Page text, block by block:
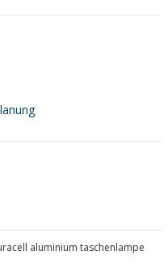
aluminium taschenlampe